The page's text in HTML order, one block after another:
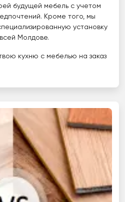
будущей мебель с учетом
Кроме того, мы
установку
Молдове.
кухню с мебелью на заказ